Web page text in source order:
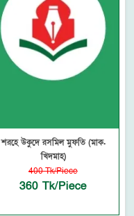
শরহে উকুদে রসমিল মুফতি (মাক.
খিদমাহ)
400 Tk/Piece
360 Tk/Piece